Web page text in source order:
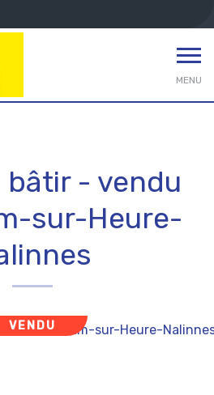
MENU
bâtir - vendu
sur-Heure-
VENDU